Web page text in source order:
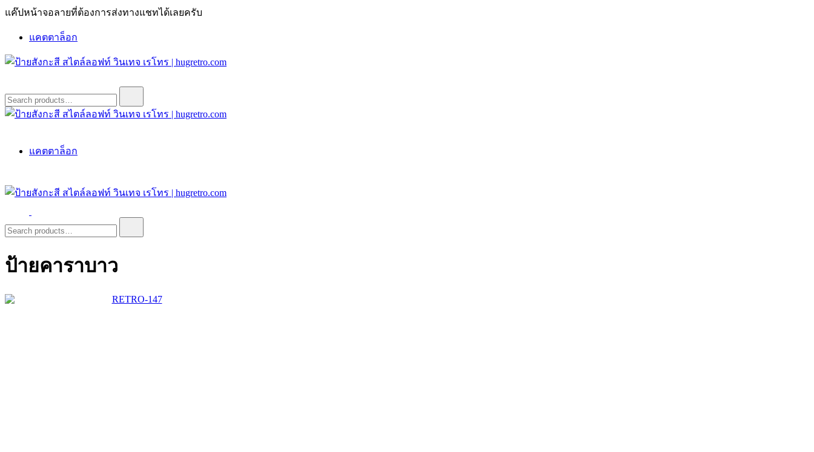
Skip
แค๊ปหน้าจอลายที่ต้องการส่งทางแชทได้เลยครับ
แคตตาล็อก
ป้ายสังกะสี สไตล์ลอฟท์ วินเทจ เรโทร | hugretro.com
ป้ายวินเทจ แต่งบ้าน ร้านกาแฟ ผับ โรงแรม ป้ายโค้ก เป็ปซี่เวสป้าฮาร์เล่ย์โฆษณาเก่าโบราณ มีราคาแบบสวยๆเพียบหรือสั่งทำโทร O8664277II
for:
แคตตาล็อก
ป้ายสังกะสี สไตล์ลอฟท์ วินเทจ เรโทร | hugretro.com
ป้ายวินเทจ แต่งบ้าน ร้านกาแฟ ผับ โรงแรม ป้ายโค้ก เป็ปซี่เวสป้าฮาร์เล่ย์โฆษณาเก่าโบราณ มีราคาแบบสวยๆเพียบหรือสั่งทำโทร O8664277II
for:
ป้ายคาราบาว